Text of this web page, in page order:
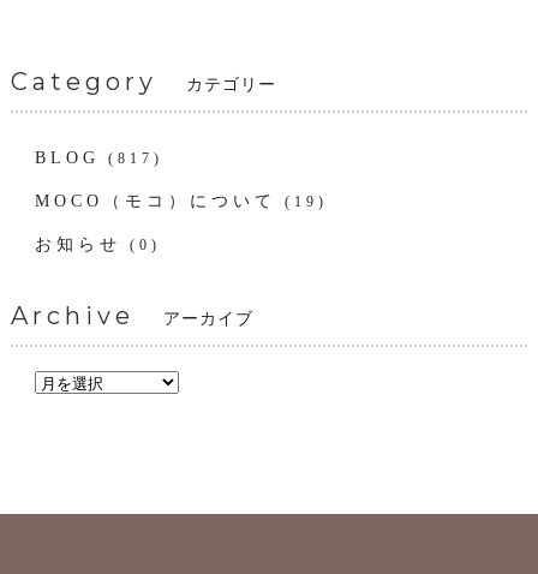
Category カテゴリー
BLOG (817)
MOCO（モコ）について (19)
お知らせ (0)
Archive アーカイブ